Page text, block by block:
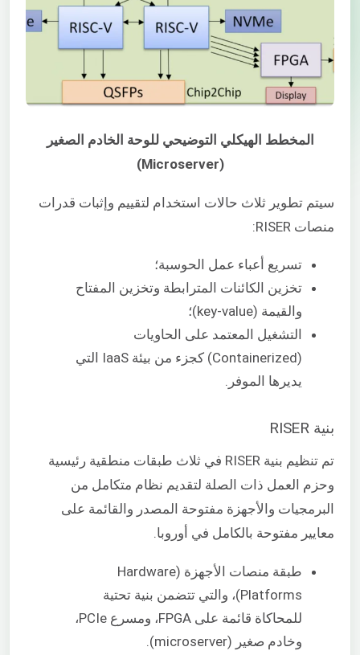
المخطط الهيكلي التوضيحي للوحة الخادم الصغير
(Microserver)
سيتم تطوير ثلاث حالات استخدام لتقييم وإثبات قدرات
منصات RISER:
تسريع أعباء عمل الحوسبة؛
تخزين الكائنات المترابطة وتخزين المفتاح
والقيمة (key-value)؛
التشغيل المعتمد على الحاويات
(Containerized) كجزء من بيئة IaaS التي
يديرها الموفر.
بنية RISER
تم تنظيم بنية RISER في ثلاث طبقات منطقية رئيسية
وحزم العمل ذات الصلة لتقديم نظام متكامل من
البرمجيات والأجهزة مفتوحة المصدر والقائمة على
معايير مفتوحة بالكامل في أوروبا.
طبقة منصات الأجهزة (Hardware
Platforms)، والتي تتضمن بنية تحتية
للمحاكاة قائمة على FPGA، ومسرع PCIe،
وخادم صغير (microserver).